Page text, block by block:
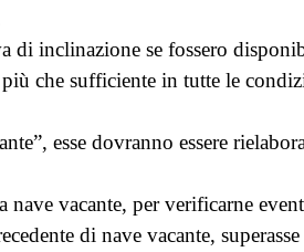
di inclinazione se fossero
che sufficiente in tutte le
esse dovranno essere
vacante, per verificarne
di nave vacante,